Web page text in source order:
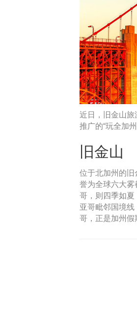
近日，旧金山
推广的“玩全加
旧金山
位于北加州的
誉为全球六大雾
哥，则四季如
亚哥毗邻国境
哥，正是加州假